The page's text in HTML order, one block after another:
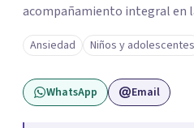
acompañamiento integral en
vida, adaptando la intervención
momento del ciclo vital. Un
confidencial y seguro, con
atención personalizada. Durante mi trayectoria los
Ansiedad Niños y adolescentes
WhatsApp Email